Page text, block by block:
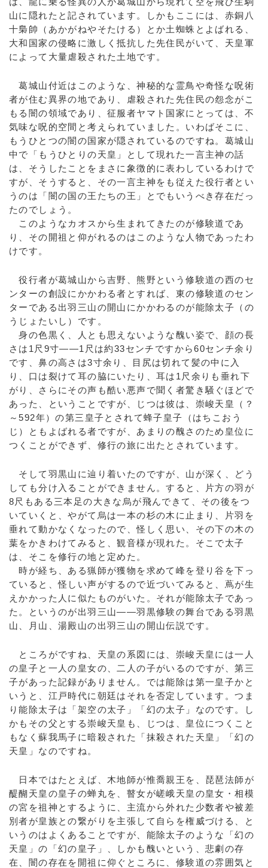
山に隠れたと記されています。しかもここには、赤銅八
十梟帥（あかがねやそたける）とか土蜘蛛とよばれる、
大和国家の侵略に激しく抵抗した先住民がいて、天皇軍
によって大量虐殺された土地です。
葛城山付近はこのような、神秘的な霊鳥や奇怪な呪術
者が住む異界の地であり、虐殺された先住民の怨念がこ
もる闇の領域であり、征服者ヤマト国家にとっては、不
気味な呪的空間と考えられていました。いわばそこに、
もうひとつの闇の国家が隠されているのですね。葛城山
中で「もうひとりの天皇」として現れた一言主神の話
は、そうしたことをまさに象徴的に表わしているわけで
すが、そうすると、その一言主神をも従えた役行者とい
うのは「闇の国の王たちの王」とでもいうべき存在だっ
たのでしょう。
このようなカオスから生まれてきたのが修験道であ
り、その開祖と仰がれるのはこのような人物であったわ
けです。
役行者が葛城山から吉野、熊野という修験道の西のセ
ンターの創設にかかわる者とすれば、東の修験道のセン
ターである出羽三山の開山にかかわるのが能除太子（の
うじょたいし）です。
身の色黒く、人とも思えないような醜い姿で、顔の長
さは1尺9寸――1尺は約33センチですから60センチ余り
です、鼻の高さは3寸余り、目尻は切れて髪の中に入
り、口は裂けて耳の脇にいたり、耳は1尺余りも垂れ下
がり、さらにその声も酷い悪声で聞く者驚き騒ぐほどで
あった、ということですが、じつは彼は、崇峻天皇（？
～592年）の第三皇子とされて蜂子皇子（はちこおう
じ）ともよばれる者ですが、あまりの醜さのため皇位に
つくことができず、修行の旅に出たとされています。
そして羽黒山に辿り着いたのですが、山が深く、どう
しても分け入ることができません。すると、片方の羽が
8尺もある三本足の大きな烏が飛んできて、その後をつ
いていくと、やがて烏は一本の杉の木に止まり、片羽を
垂れて動かなくなったので、怪しく思い、その下の木の
葉をかきわけてみると、観音様が現れた。そこで太子
は、そこを修行の地と定めた。
時が経ち、ある猟師が獲物を求めて峰を登り谷を下っ
ていると、怪しい声がするので近づいてみると、蔦が生
えかかった人に似たものがいた。それが能除太子であっ
た。というのが出羽三山――羽黒修験の舞台である羽黒
山、月山、湯殿山の出羽三山の開山伝説です。
ところがですね、天皇の系図には、崇峻天皇には一人
の皇子と一人の皇女の、二人の子がいるのですが、第三
子があった記録がありません。では能除は第一皇子かと
いうと、江戸時代に朝廷はそれを否定しています。つま
り能除太子は「架空の太子」「幻の太子」なのです。し
かもその父とする崇峻天皇も、じつは、皇位につくこと
もなく蘇我馬子に暗殺された「抹殺された天皇」「幻の
天皇」なのですね。
日本ではたとえば、木地師が惟喬親王を、琵琶法師が
醍醐天皇の皇子の蝉丸を、瞽女が嵯峨天皇の皇女・相模
の宮を祖神とするように、主流から外れた少数者や被差
別者が皇族との繋がりを主張して自らを権威づける、と
いうのはよくあることですが、能除太子のような「幻の
天皇」の「幻の皇子」、しかも醜いという、悲劇の存
在、闇の存在を開祖に仰ぐところに、修験道の雰囲気と